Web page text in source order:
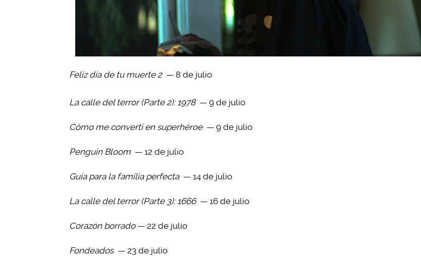
Feliz día de tu muerte 2 — 8 de julio
La calle del terror (Parte 2): 1978 — 9 de julio
Cómo me convertí en superhéroe — 9 de julio
Penguin Bloom — 12 de julio
Guía para la familia perfecta — 14 de julio
La calle del terror (Parte 3): 1666 — 16 de julio
Corazón borrado — 22 de julio
Fondeados — 23 de julio